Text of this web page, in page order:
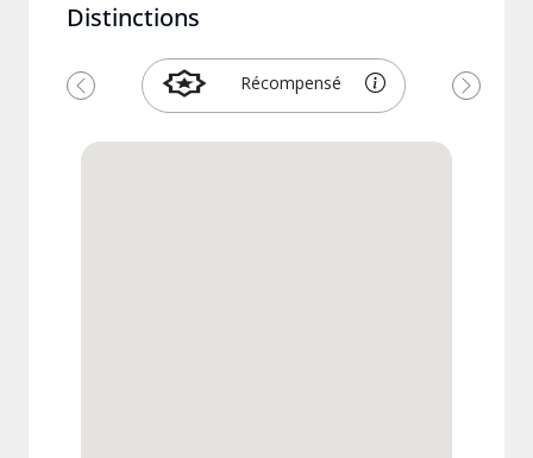
Distinctions
Récompensé
Précédent Suivant